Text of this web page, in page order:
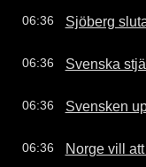
06:36 Sjöberg
06:36 Svenska
06:36 Svensken
06:36 Norge vill